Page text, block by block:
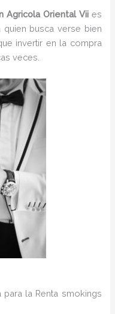
Agricola Oriental Viies
busca verse bien
invertir en la compra
veces.
la Renta smokings